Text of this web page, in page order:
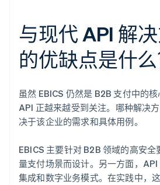
与现代 API 解
的优缺点是什么
虽然 EBICS 仍然是 B2B 支付中的
API 正越来越受到关注。哪种解决
决于该企业的需求和具体用例。
EBICS 主要针对 B2B 领域的高安
量支付场景而设计。另一方面，
集成和数字业务模式。在实践中，